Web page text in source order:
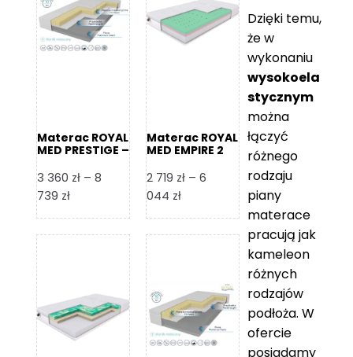
7
000 zł
8
865 zł
Materac ROYAL
MED PRESTIGE –
3 360 zł – 8
739 złZakres
od
8
739 zł
Materac ROYAL
MED EMPIRE 2
2 719 zł – 6
044 złZakres
od
6
044 zł
Dzięki temu,
że w
wykonaniu
wysokoela
stycznym
można
łączyć
różnego
rodzaju
piany
materace
pracują jak
kameleon
różnych
rodzajów
podłoża. W
ofercie
posiadamy